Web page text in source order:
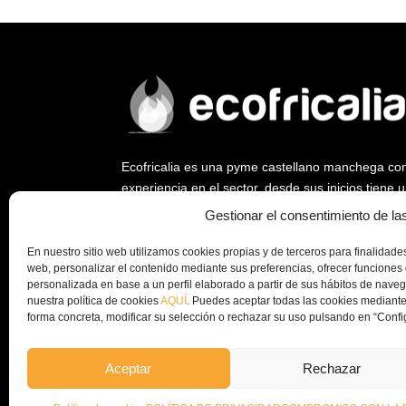
Gestionar el consentimiento de
En nuestro sitio web utilizamos cookies propias y de terceros para
web, personalizar el contenido mediante sus preferencias, ofrecer
personalizada en base a un perfil elaborado a partir de sus hábitos de
nuestra política de cookiesAQUÍ . Puedes aceptar todas las cookies
forma concreta, modificar su selección o rechazar su uso pulsando en
Aceptar Rechazar
Ecofricalia es una pyme castellano manchega
experiencia en el sector, desde sus inicios tiene
ya que fue empresa pionera en abrir un nuevo
Desde Ecofricalia, seguimos trabajando a nivel
instalación de plantas de peletizado y equipos
la economía circular y el aprovechamiento de
empresa.